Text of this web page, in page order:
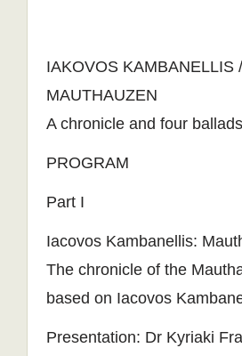
IAKOVOS KAMBANELLIS
MAUTHAUZEN
A chronicle and four ballads
PROGRAM
Part I
Iacovos Kambanellis:
The chronicle of the
based on Iacovos
Presentation: Dr Kyriaki